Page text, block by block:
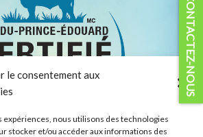
le consentement aux
nous utilisons des technologies
stocker et/ou accéder aux informations des
CONTACTEZ-NOUS